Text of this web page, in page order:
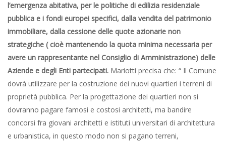
l’emergenza abitativa, per le politiche di edilizia residenziale
pubblica e i fondi europei specifici, dalla vendita del patrimonio
immobiliare, dalla cessione delle quote azionarie non
strategiche ( cioè mantenendo la quota minima necessaria per
avere un rappresentante nel Consiglio di Amministrazione) delle
Aziende e degli Enti partecipati. Mariotti precisa che: “ Il Comune
dovrà utilizzare per la costruzione dei nuovi quartieri i terreni di
proprietà pubblica. Per la progettazione dei quartieri non si
dovranno pagare famosi e costosi architetti, ma bandire
concorsi fra giovani architetti e istituti universitari di architettura
e urbanistica, in questo modo non si pagano terreni,